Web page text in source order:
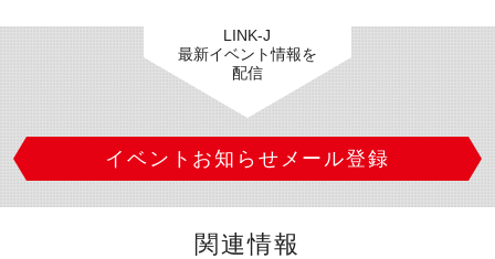
LINK-J
最新イベント情報を
配信
イベントお知らせメール登録
関連情報